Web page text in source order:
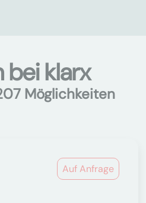
bei klarx
Möglichkeiten
Auf Anfrage